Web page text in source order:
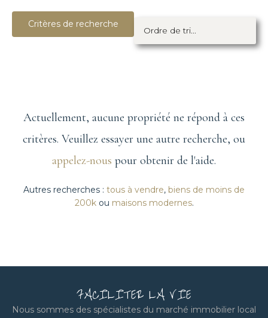
Critères de recherche
Actuellement, aucune propriété ne répond à ces
critères. Veuillez essayer une autre recherche, ou
appelez-nous pour obtenir de l'aide.
Autres recherches : tous à vendre, biens de moins de
200kou maisons modernes.
FACILITER LA VIE
Nous sommes des spécialistes du marché immobilier local